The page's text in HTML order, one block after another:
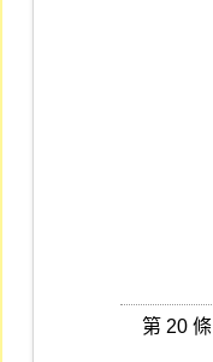
第 20 條